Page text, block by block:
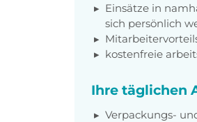
Einsätze in
sich persönlich
kostenfreie
Ihre täglichen
Verpackungs-